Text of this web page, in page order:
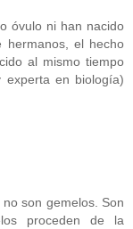
óvulo ni han nacido
hermanos, el hecho
al mismo tiempo
en biología)
son gemelos. Son
proceden de la